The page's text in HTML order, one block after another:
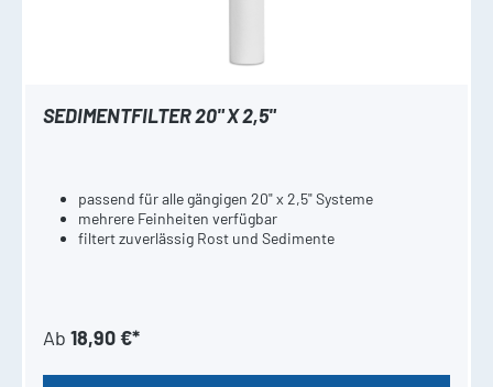
SEDIMENTFILTER 20" X 2,5"
passend für alle gängigen 20" x 2,5" Systeme
mehrere Feinheiten verfügbar
filtert zuverlässig Rost und Sedimente
Ab 18,90 €*